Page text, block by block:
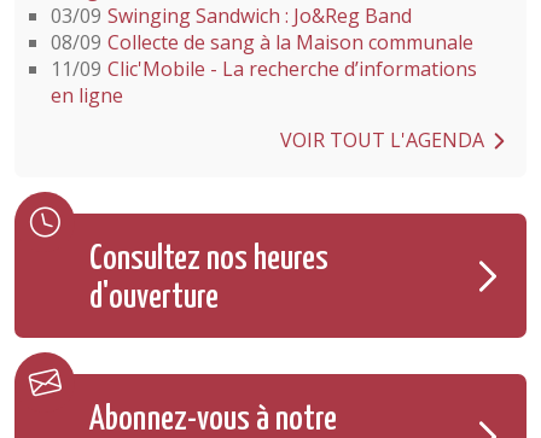
03/09 Swinging Sandwich : Jo&Reg Band
08/09 Collecte de sang à la Maison communale
11/09 Clic'Mobile - La recherche d’informations
en ligne
VOIR TOUT L'AGENDA
Consultez nos heures
d'ouverture
Abonnez-vous à notre